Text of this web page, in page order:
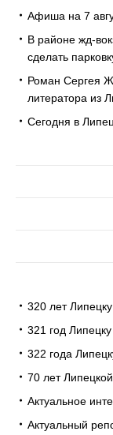
Афиша на 7
В районе жд-
сделать
Роман Сергея
литератора из
Сегодня в
320 лет Липецку
321 год Липецку
322 года
70 лет
Актуальное
Актуальный